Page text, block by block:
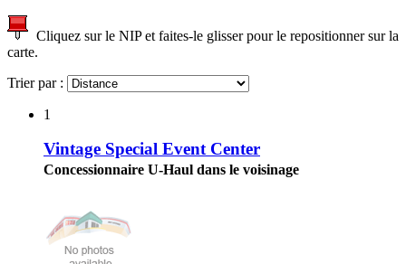
Cliquez sur le NIP et faites-le glisser pour le repositionner sur la
carte.
Trier par :
1
Vintage Special Event Center
Concessionnaire U-Haul dans le voisinage